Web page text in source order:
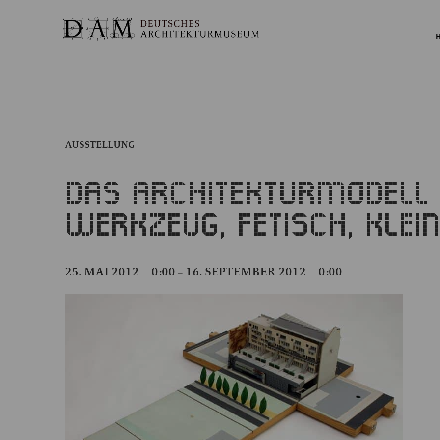
AUSSTELLUNG
DAS
WERKZEUG, FETISCH,
25. MAI 2012 – 0:00 – 16. SEPTEMBER 2012 – 0:00